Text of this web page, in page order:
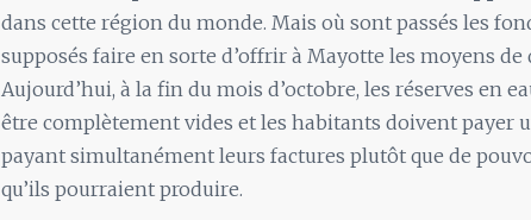
dans cette région du monde. Mais où sont passés les
supposés faire en sorte d’offrir à Mayotte les moyens de
Aujourd’hui, à la fin du mois d’octobre, les réserves en
être complètement vides et les habitants doivent payer
payant simultanément leurs factures plutôt que de
qu’ils pourraient produire.